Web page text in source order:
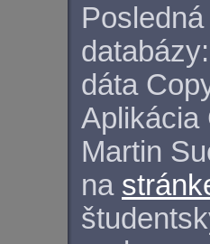
databázy:
dáta
Aplikácia
Martin
na